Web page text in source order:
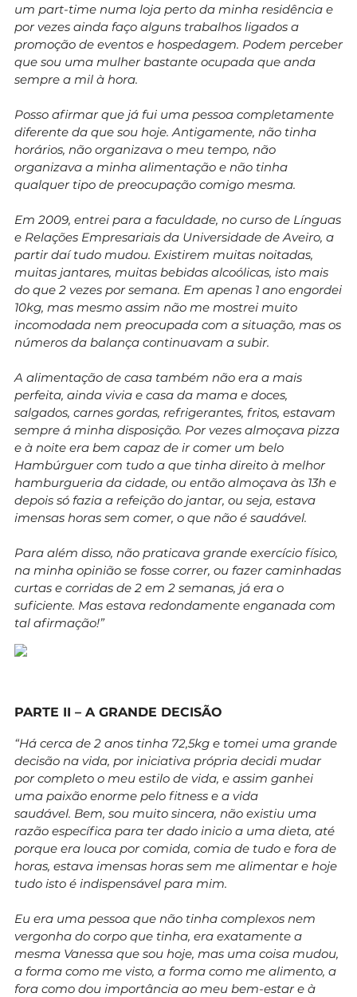
um part-time numa loja perto da minha residência e
por vezes ainda faço alguns trabalhos ligados a
promoção de eventos e hospedagem. Podem perceber
que sou uma mulher bastante ocupada que anda
sempre a mil à hora.
Posso afirmar que já fui uma pessoa completamente
diferente da que sou hoje. Antigamente, não tinha
horários, não organizava o meu tempo, não
organizava a minha alimentação e não tinha
qualquer tipo de preocupação comigo mesma.
Em 2009, entrei para a faculdade, no curso de Línguas
e Relações Empresariais da Universidade de Aveiro, a
partir daí tudo mudou. Existirem muitas noitadas,
muitas jantares, muitas bebidas alcoólicas, isto mais
do que 2 vezes por semana. Em apenas 1 ano engordei
10kg, mas mesmo assim não me mostrei muito
incomodada nem preocupada com a situação, mas os
números da balança continuavam a subir.
A alimentação de casa também não era a mais
perfeita, ainda vivia e casa da mama e doces,
salgados, carnes gordas, refrigerantes, fritos, estavam
sempre á minha disposição. Por vezes almoçava pizza
e à noite era bem capaz de ir comer um belo
Hambúrguer com tudo a que tinha direito à melhor
hamburgueria da cidade, ou então almoçava às 13h e
depois só fazia a refeição do jantar, ou seja, estava
imensas horas sem comer, o que não é saudável.
Para além disso, não praticava grande exercício físico,
na minha opinião se fosse correr, ou fazer caminhadas
curtas e corridas de 2 em 2 semanas, já era o
suficiente. Mas estava redondamente enganada com
tal afirmação!”
PARTE II – A GRANDE DECISÃO
“Há cerca de 2 anos tinha 72,5kg e tomei uma grande
decisão na vida, por iniciativa própria decidi mudar
por completo o meu estilo de vida, e assim ganhei
uma paixão enorme pelo fitness e a vida
saudável. Bem, sou muito sincera, não existiu uma
razão específica para ter dado inicio a uma dieta, até
porque era louca por comida, comia de tudo e fora de
horas, estava imensas horas sem me alimentar e hoje
tudo isto é indispensável para mim.
Eu era uma pessoa que não tinha complexos nem
vergonha do corpo que tinha, era exatamente a
mesma Vanessa que sou hoje, mas uma coisa mudou,
a forma como me visto, a forma como me alimento, a
fora como dou importância ao meu bem-estar e à